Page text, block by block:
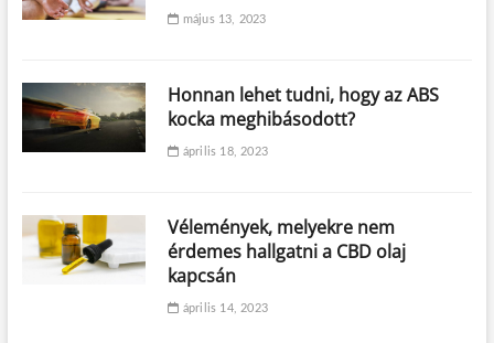
május 13, 2023
Honnan lehet tudni, hogy az ABS
kocka meghibásodott?
április 18, 2023
Vélemények, melyekre nem
érdemes hallgatni a CBD olaj
kapcsán
április 14, 2023